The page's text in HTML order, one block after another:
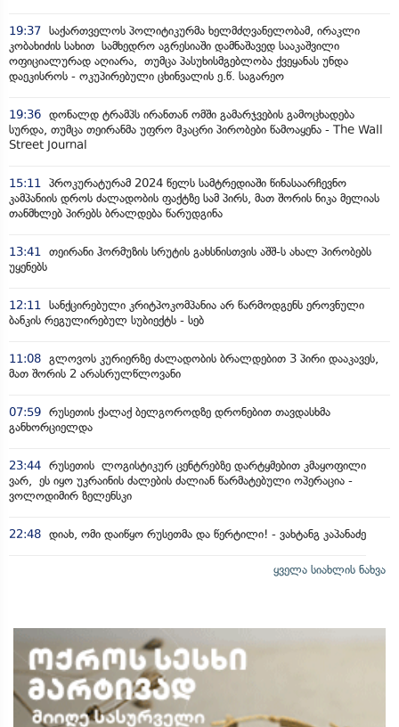
19:37 საქართველოს პოლიტიკურმა ხელმძღვანელობამ, ირაკლი
კობახიძის სახით სამხედრო აგრესიაში დამნაშავედ სააკაშვილი
ოფიციალურად აღიარა, თუმცა პასუხისმგებლობა ქვეყანას უნდა
დაეკისროს - ოკუპირებული ცხინვალის ე.წ. საგარეო
19:36 დონალდ ტრამპს ირანთან ომში გამარჯვების გამოცხადება
სურდა, თუმცა თეირანმა უფრო მკაცრი პირობები წამოაყენა - The Wall
Street Journal
15:11
პროკურატურამ 2024 წელს სამტრედიაში წინასაარჩევნო
კამპანიის დროს ძალადობის ფაქტზე სამ პირს, მათ შორის ნიკა მელიას
თანმხლებ პირებს ბრალდება წარუდგინა
13:41
თეირანი ჰორმუზის სრუტის გახსნისთვის აშშ-ს ახალ პირობებს
უყენებს
12:11
სანქცირებული კრიტპოკომპანია არ წარმოდგენს ეროვნული
ბანკის რეგულირებულ სუბიექტს - სებ
11:08 გლოვოს კურიერზე ძალადობის ბრალდებით 3 პირი დააკავეს,
მათ შორის 2 არასრულწლოვანი
07:59 რუსეთის ქალაქ ბელგოროდზე დრონებით თავდასხმა
განხორციელდა
23:44 რუსეთის ლოგისტიკურ ცენტრებზე დარტყმებით კმაყოფილი
ვარ, ეს იყო უკრაინის ძალების ძალიან წარმატებული ოპერაცია -
ვოლოდიმირ ზელენსკი
22:48 დიახ, ომი დაიწყო რუსეთმა და წერტილი! - ვახტანგ კაპანაძე
ყველა სიახლის ნახვა